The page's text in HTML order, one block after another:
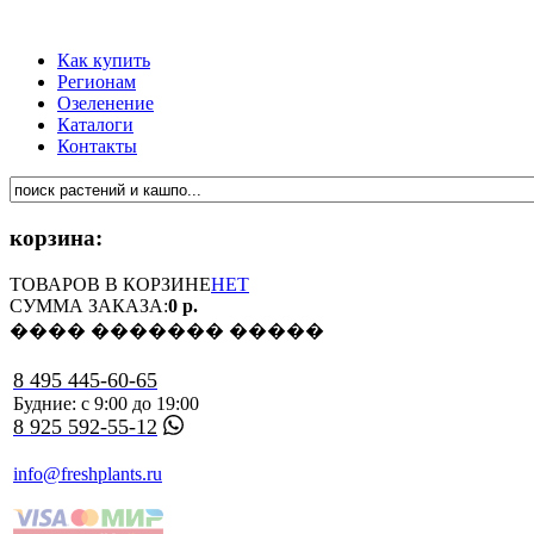
Как купить
Регионам
Озеленение
Каталоги
Контакты
корзина:
ТОВАРОВ В КОРЗИНЕНЕТ
СУММА ЗАКАЗА:0 р.
���� ������� �����
8 495 445-60-65
Будние: с 9:00 до 19:00
8 925 592-55-12
info@freshplants.ru